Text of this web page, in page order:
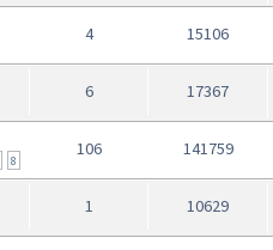
4 15106
6 17367
8
106 141759
1 10629